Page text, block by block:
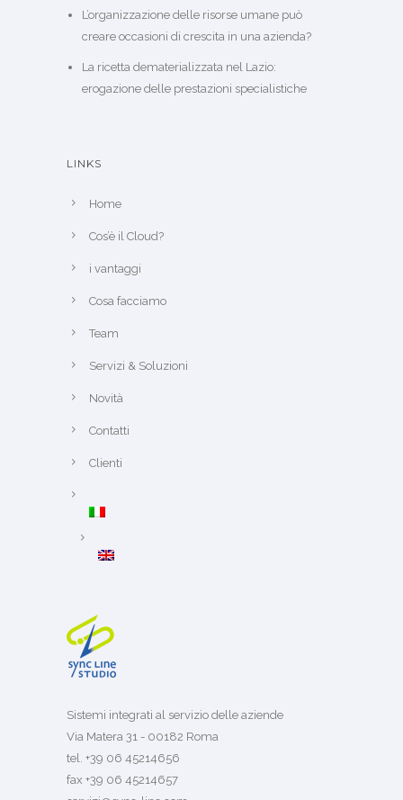
L’organizzazione delle risorse umane può
creare occasioni di crescita in una azienda?
La ricetta dematerializzata nel Lazio:
erogazione delle prestazioni specialistiche
LINKS
Home
Cos’è il Cloud?
i vantaggi
Cosa facciamo
Team
Servizi & Soluzioni
Novità
Contatti
Clienti
Sistemi integrati al servizio delle aziende
Via Matera 31 - 00182 Roma
tel. +39 06 45214656
fax +39 06 45214657